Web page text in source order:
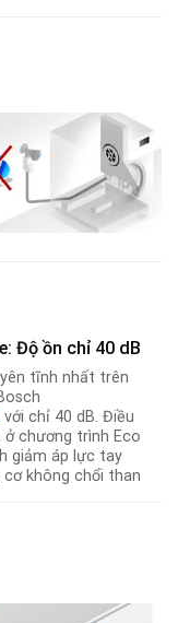
Độ ồn chỉ 40 dB
tĩnh nhất trên
với chỉ 40 dB. Điều
chương trình Eco
giảm áp lực tay
cơ không chổi than